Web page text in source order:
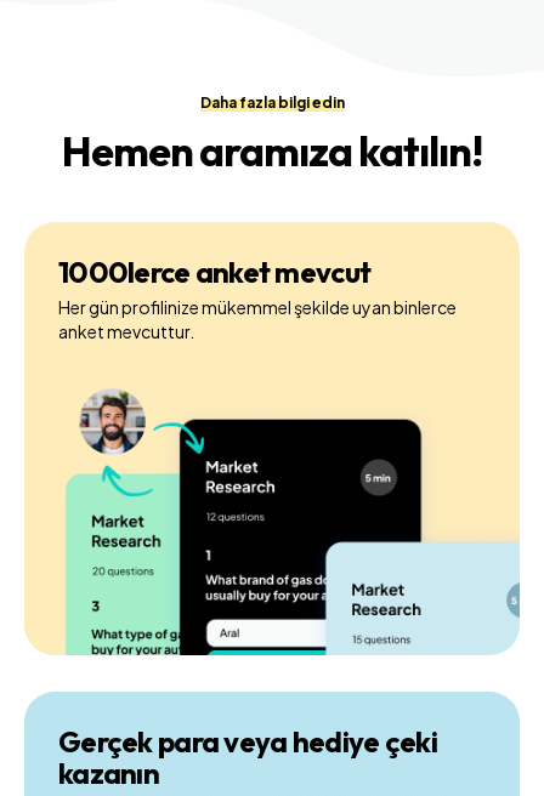
Daha fazla bilgi edin
Hemen aramıza katılın!
1000lerce anket mevcut
Her gün profilinize mükemmel şekilde uyan binlerce
anket mevcuttur.
Gerçek para veya hediye çeki
kazanın